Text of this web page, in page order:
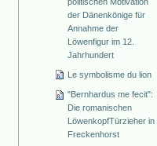
der Dänenkönige für
Annahme der
Löwenfigur im 12.
Jahrhundert
Le symbolisme du lion
"Bernhardus me fecit":
Die romanischen
Löwenkopf­Türzieher in
Freckenhorst